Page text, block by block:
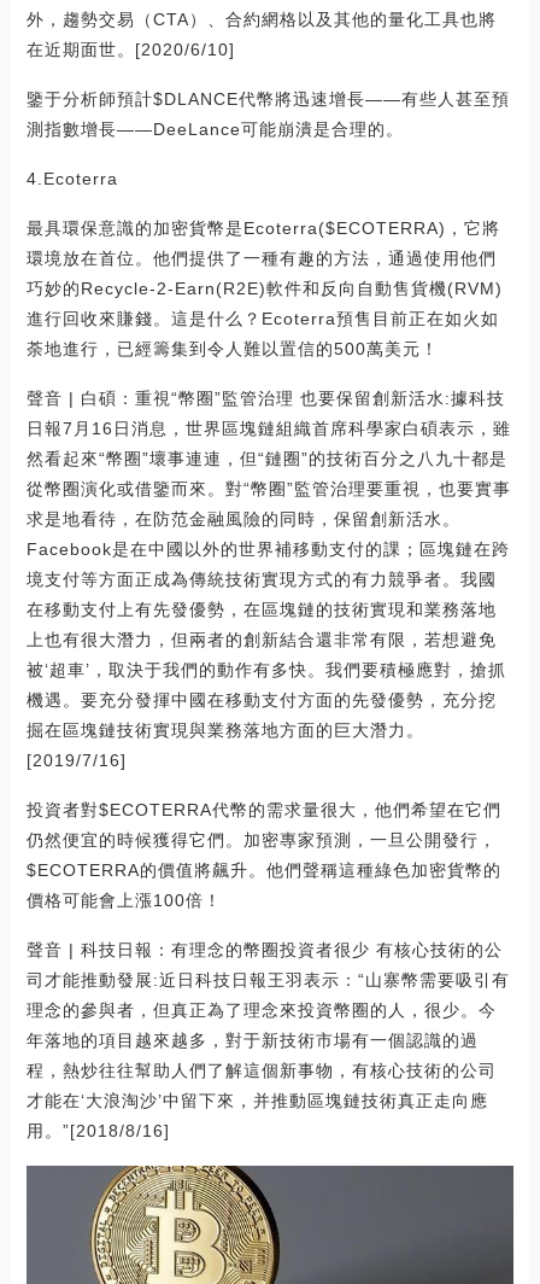
外，趨勢交易（CTA）、合約網格以及其他的量化工具也將
在近期面世。[2020/6/10]
鑒于分析師預計$DLANCE代幣將迅速增長——有些人甚至預
測指數增長——DeeLance可能崩潰是合理的。
4.Ecoterra
最具環保意識的加密貨幣是Ecoterra($ECOTERRA)，它將
環境放在首位。他們提供了一種有趣的方法，通過使用他們
巧妙的Recycle-2-Earn(R2E)軟件和反向自動售貨機(RVM)
進行回收來賺錢。這是什么？Ecoterra預售目前正在如火如
荼地進行，已經籌集到令人難以置信的500萬美元！
聲音 | 白碩：重視“幣圈”監管治理 也要保留創新活水:據科技
日報7月16日消息，世界區塊鏈組織首席科學家白碩表示，雖
然看起來“幣圈”壞事連連，但“鏈圈”的技術百分之八九十都是
從幣圈演化或借鑒而來。對“幣圈”監管治理要重視，也要實事
求是地看待，在防范金融風險的同時，保留創新活水。
Facebook是在中國以外的世界補移動支付的課；區塊鏈在跨
境支付等方面正成為傳統技術實現方式的有力競爭者。我國
在移動支付上有先發優勢，在區塊鏈的技術實現和業務落地
上也有很大潛力，但兩者的創新結合還非常有限，若想避免
被‘超車’，取決于我們的動作有多快。我們要積極應對，搶抓
機遇。要充分發揮中國在移動支付方面的先發優勢，充分挖
掘在區塊鏈技術實現與業務落地方面的巨大潛力。
[2019/7/16]
投資者對$ECOTERRA代幣的需求量很大，他們希望在它們
仍然便宜的時候獲得它們。加密專家預測，一旦公開發行，
$ECOTERRA的價值將飆升。他們聲稱這種綠色加密貨幣的
價格可能會上漲100倍！
聲音 | 科技日報：有理念的幣圈投資者很少 有核心技術的公
司才能推動發展:近日科技日報王羽表示：“山寨幣需要吸引有
理念的參與者，但真正為了理念來投資幣圈的人，很少。今
年落地的項目越來越多，對于新技術市場有一個認識的過
程，熱炒往往幫助人們了解這個新事物，有核心技術的公司
才能在‘大浪淘沙’中留下來，并推動區塊鏈技術真正走向應
用。”[2018/8/16]